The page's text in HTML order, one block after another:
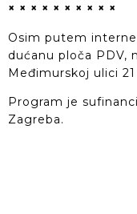
× × × × × × × × × ×
Osim putem
dućanu ploča PDV,
Međimurskoj ulici
Program je
Zagreba.